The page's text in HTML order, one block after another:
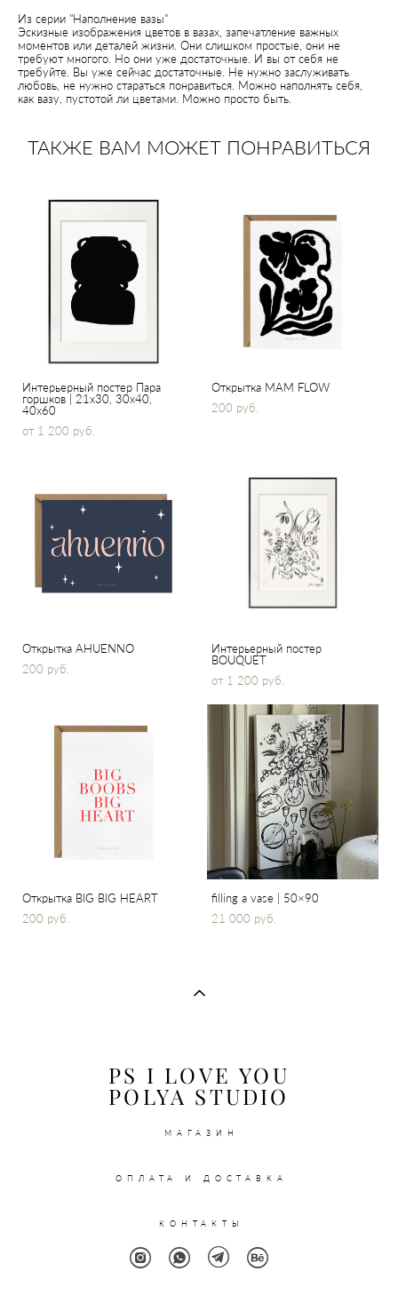
Из серии "Наполнение вазы"
Эскизные изображения цветов в вазах, запечатление важных
моментов или деталей жизни. Они слишком простые, они не
требуют многого. Но они уже достаточные. И вы от себя не
требуйте. Вы уже сейчас достаточные. Не нужно заслуживать
любовь, не нужно стараться понравиться. Можно наполнять себя,
как вазу, пустотой ли цветами. Можно просто быть.
ТАКЖЕ ВАМ МОЖЕТ ПОНРАВИТЬСЯ
Интерьерный постер Пара
горшков | 21x30, 30х40,
40x60
от 1 200 pуб.
Открытка MAM FLOW
200 pуб.
Открытка AHUENNO
200 pуб.
Интерьерный постер
BOUQUET
от 1 200 pуб.
Открытка BIG BIG HEART
200 pуб.
filling a vase | 50×90
21 000 pуб.
PS I LOVE YOU
POLYA STUDIO
МАГАЗИН
ОПЛАТА И ДОСТАВКА
КОНТАКТЫ